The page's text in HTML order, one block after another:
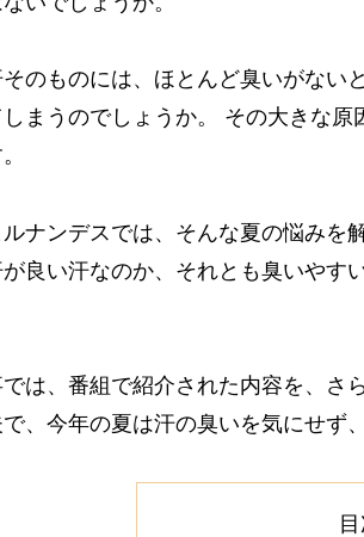
のものには、ほとんど臭いがない
まうのでしょうか。 その大きな
ナンデスでは、そんな夏の悩みを
が良い汗なのか、それとも臭いやす
では、番組で紹介された内容を、さ
で、今年の夏は汗の臭いを気にせず